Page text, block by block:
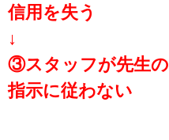
信用を失う
↓
③スタッフが先生の
指示に従わない